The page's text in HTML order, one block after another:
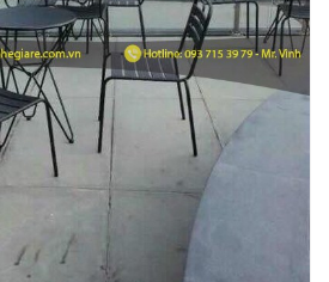
Ghế Ăn nhập khẩu ELLA - Mã SP: GNK05
Liên hệ
BÀN BAR BEER CLUB BCF SX GIÁ RẺ - MÃ SỐ:
BCF SX
750.000 VNĐ